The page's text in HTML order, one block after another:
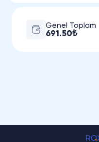
Genel Toplam
691.50₺